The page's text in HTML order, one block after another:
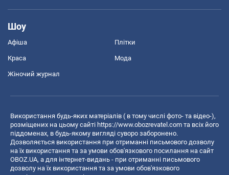
Шоу
Афіша Плітки
Краса Мода
Жіночий журнал
Використання будь-яких матеріалів ( в тому числі фото- та відео-),
розміщених на цьому сайті https://www.obozrevatel.com та всіх його
піддоменах, в будь-якому вигляді суворо заборонено.
Дозволяється використання при отриманні письмового дозволу
на їх використання та за умови обов'язкового посилання на сайт
OBOZ.UA, а для інтернет-видань - при отриманні письмового
дозволу на їх використання та за умови обов'язкового